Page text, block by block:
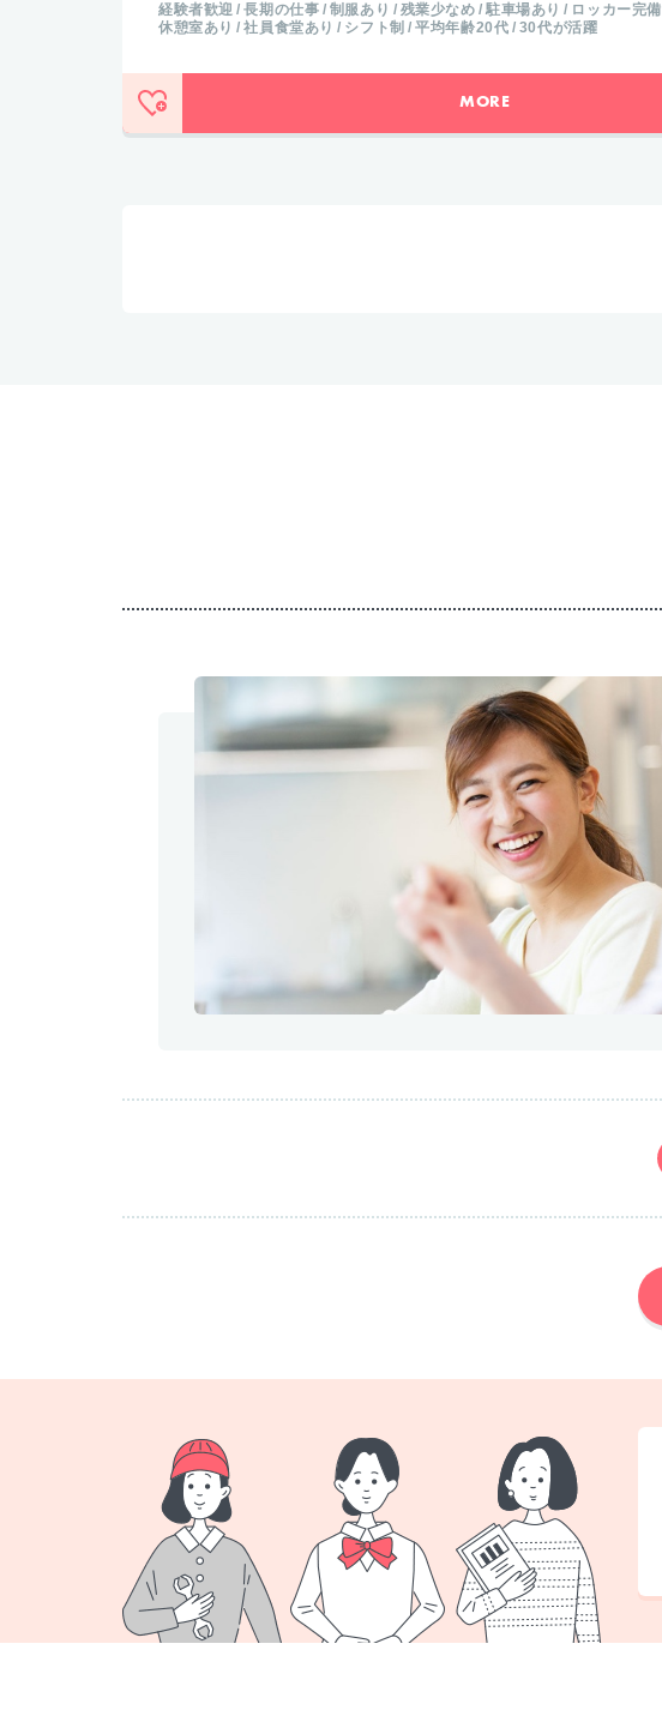
経験者歓迎 長期の仕事 制服あり 残業少なめ 駐車場あり
ロッカー完備
休憩室あり
社員食堂あり シフト制 平均年齢20代 30代が活躍
MORE